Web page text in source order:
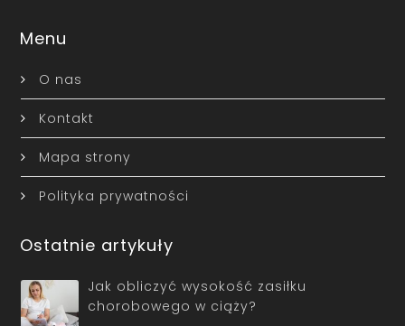
Menu
O nas
Kontakt
Mapa strony
Polityka prywatności
Ostatnie artykuły
Jak obliczyć wysokość zasiłku
chorobowego w ciąży?